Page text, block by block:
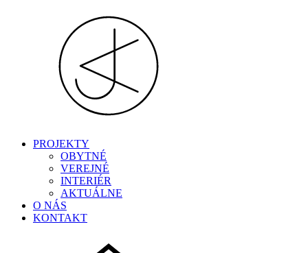
PROJEKTY
OBYTNÉ
VEREJNÉ
INTERIÉR
AKTUÁLNE
O NÁS
KONTAKT